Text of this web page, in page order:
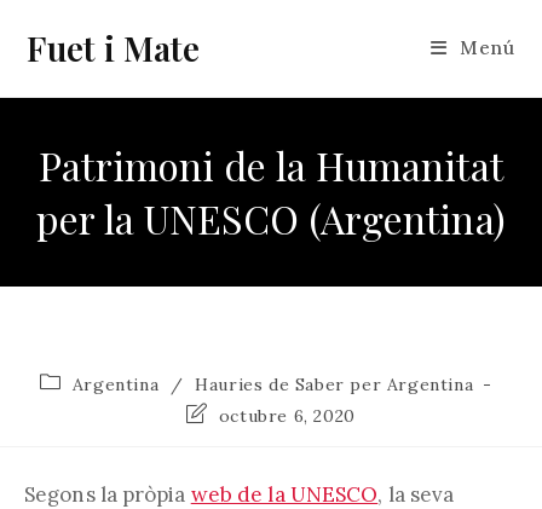
contingut
Fuet i Mate Menú
Patrimoni de la Humanitat
per la UNESCO (Argentina)
Categoria
Argentina / Hauries de Saber per Argentina
Última
l'entrada:
octubre 6, 2020
Segons la pròpia web de la UNESCO, la seva